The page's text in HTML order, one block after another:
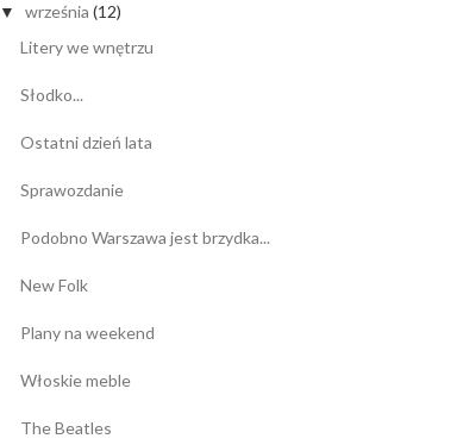
▼ września (12)
Litery we wnętrzu
Słodko...
Ostatni dzień lata
Sprawozdanie
Podobno Warszawa jest brzydka...
New Folk
Plany na weekend
Włoskie meble
The Beatles